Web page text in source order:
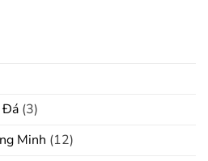
Đá (3)
Minh (12)